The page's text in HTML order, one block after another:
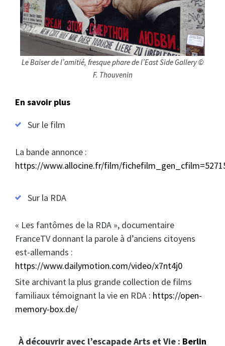
Le Baiser de l’amitié, fresque phare de l’East Side Gallery ©
F. Thouvenin
En savoir plus
Sur le film
La bande annonce :
https://www.allocine.fr/film/
Sur la RDA
« Les fantômes de la RDA », documentaire
FranceTV donnant la parole à d’anciens citoyens
est-allemands :
https://www.dailymotion.com/video/x7nt4j0
Site archivant la plus grande collection de films
familiaux témoignant la vie en RDA : https://open-
memory-box.de/
À découvrir avec l’escapade Arts et Vie : Berlin